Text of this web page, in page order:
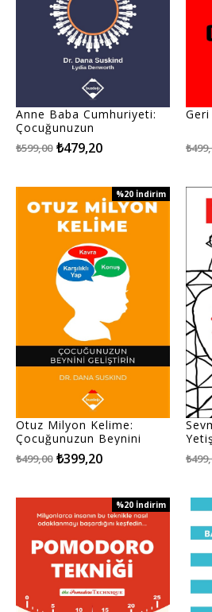
Anne Baba Cumhuriyeti:
Çocuğunuzun
Potansiyeline Ulaşmasının
Önündeki Engelleri
₺479,20
₺599,00
Geri
Otuz Milyon Kelime:
Çocuğunuzun Beynini
Geliştirin₺399,20
₺499,00
%20 İndirim
%20İndirim
%20 İndirim
%20İndirim